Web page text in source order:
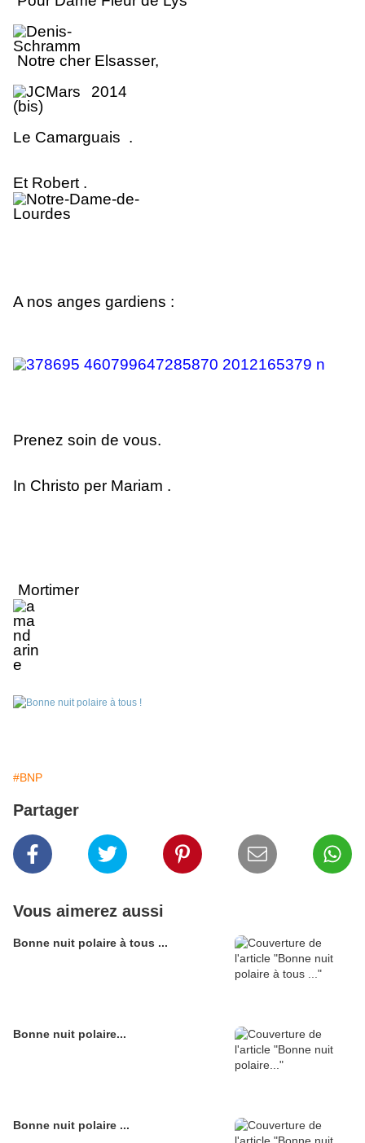
Notre cher Elsasser,
Le Camarguais .
Et Robert .
A nos anges gardiens :
Prenez soin de vous.
In Christo per Mariam .
Mortimer
#BNP
Partager
Vous aimerez aussi
Bonne nuit polaire à tous ...
Bonne nuit polaire...
Bonne nuit polaire ...